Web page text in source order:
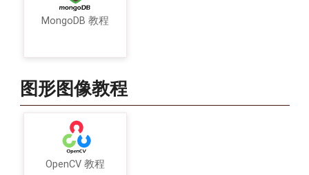
MongoDB 教程
图形图像教程
OpenCV 教程